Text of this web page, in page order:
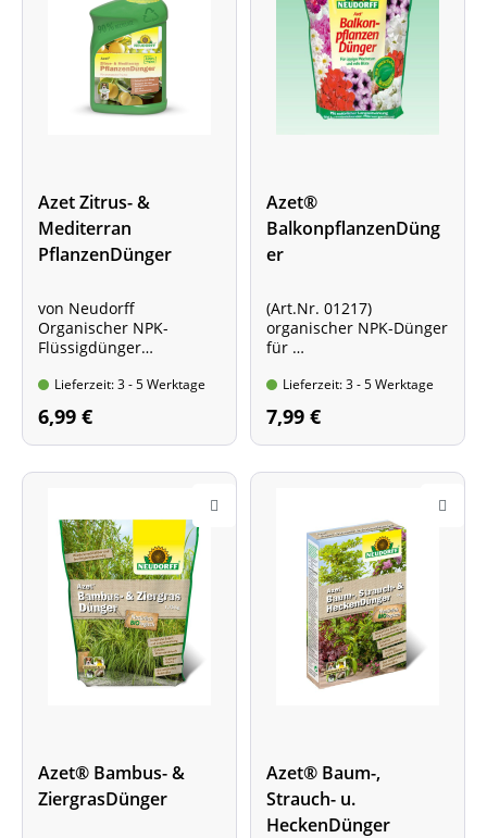
Azet Zitrus- &
Mediterran
PflanzenDünger
von Neudorff
Organischer NPK-
Flüssigdünger
grüne Blätter
Flasche mit 250 ml Inhalt
Lieferzeit: 3 - 5 Werktage
6,99 €
Azet®
BalkonpflanzenDüng
er
(Art.Nr. 01217)
organischer NPK-Dünger
für
Pflanzenwachstum
und gesunde Blüten
Standbodenbeutel mit
750 g Inhalt
Lieferzeit: 3 - 5 Werktage
7,99 €
Azet® Bambus- &
ZiergrasDünger
Azet® Baum-,
Strauch- u.
HeckenDünger